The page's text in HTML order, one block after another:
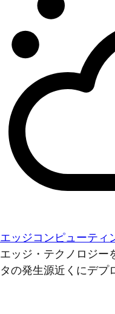
エッジコンピューティ
エッジ・テクノロジー
タの発生源近くにデプ